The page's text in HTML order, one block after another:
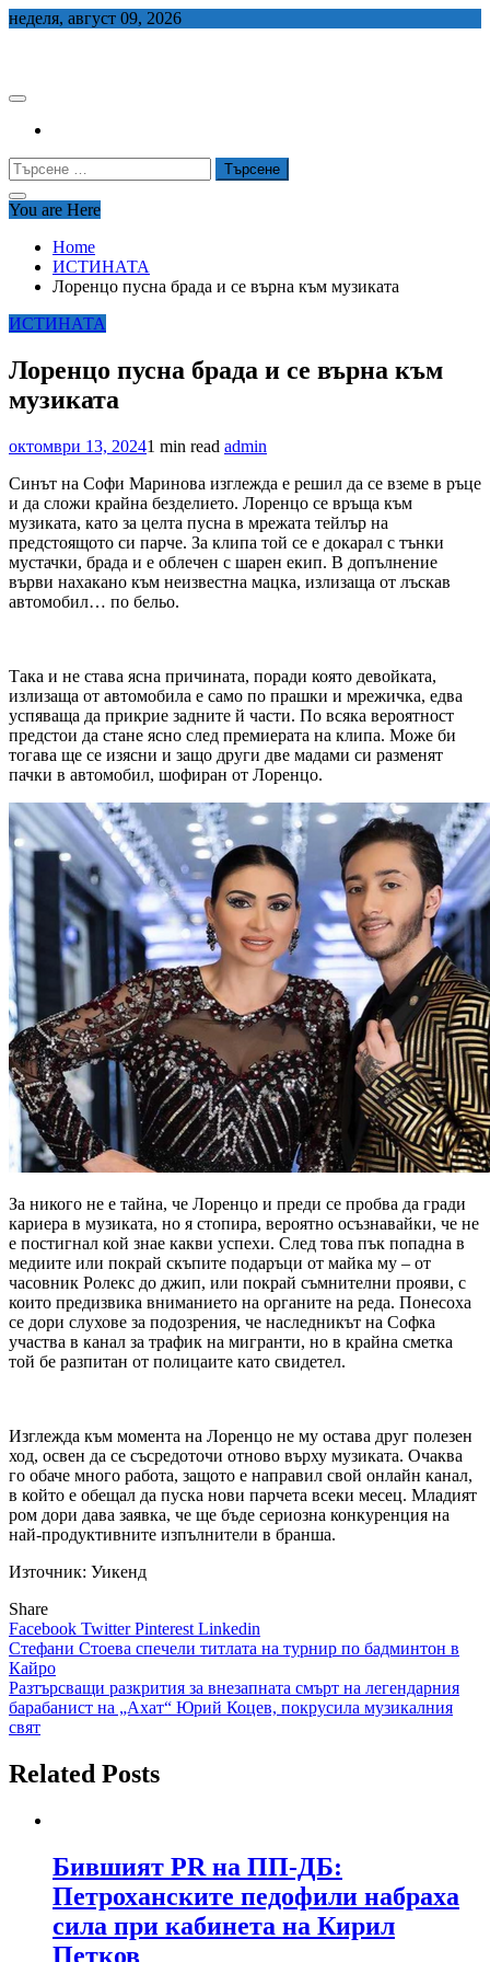
Skip
неделя, август 09, 2026
Търсене
за:
You are Here
Home
ИСТИНАТА
Лоренцо пусна брада и се върна към музиката
ИСТИНАТА
Лоренцо пусна брада и се върна към
музиката
октомври 13, 20241 min read admin
Синът на Софи Маринова изглежда е решил да се вземе в ръце
и да сложи крайна безделието. Лоренцо се връща към
музиката, като за целта пусна в мрежата тейлър на
предстоящото си парче. За клипа той се е докарал с тънки
мустачки, брада и е облечен с шарен екип. В допълнение
върви нахакано към неизвестна мацка, излизаща от лъскав
автомобил… по бельо.
Така и не става ясна причината, поради която девойката,
излизаща от автомобила е само по прашки и мрежичка, едва
успяваща да прикрие задните й части. По всяка вероятност
предстои да стане ясно след премиерата на клипа. Може би
тогава ще се изясни и защо други две мадами си разменят
пачки в автомобил, шофиран от Лоренцо.
За никого не е тайна, че Лоренцо и преди се пробва да гради
кариера в музиката, но я стопира, вероятно осъзнавайки, че не
е постигнал кой знае какви успехи. След това пък попадна в
медиите или покрай скъпите подаръци от майка му – от
часовник Ролекс до джип, или покрай съмнителни прояви, с
които предизвика вниманието на органите на реда. Понесоха
се дори слухове за подозрения, че наследникът на Софка
участва в канал за трафик на мигранти, но в крайна сметка
той бе разпитан от полицаите като свидетел.
Изглежда към момента на Лоренцо не му остава друг полезен
ход, освен да се съсредоточи отново върху музиката. Очаква
го обаче много работа, защото е направил свой онлайн канал,
в който е обещал да пуска нови парчета всеки месец. Младият
ром дори дава заявка, че ще бъде сериозна конкуренция на
най-продуктивните изпълнители в бранша.
Източник: Уикенд
Share
Facebook TwitterPinterest Linkedin
Навигация
Стефани Стоева спечели титлата на турнир по бадминтон в
Кайро
Разтърсващи разкрития за внезапната смърт на легендарния
барабанист на „Ахат“ Юрий Коцев, покрусила музикалния
свят
Related Posts
Бившият PR на ПП-ДБ:
Петроханските педофили набраха
сила при кабинета на Кирил
Петков